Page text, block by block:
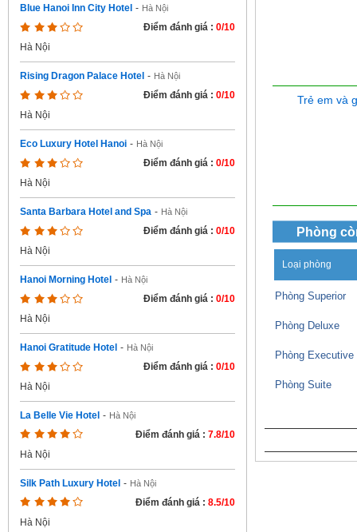
Blue Hanoi Inn City Hotel - Hà Nội
Điểm đánh giá : 0/10
Hà Nội
Rising Dragon Palace Hotel - Hà Nội
Điểm đánh giá : 0/10
Hà Nội
Eco Luxury Hotel Hanoi - Hà Nội
Điểm đánh giá : 0/10
Hà Nội
Santa Barbara Hotel and Spa - Hà Nội
Điểm đánh giá : 0/10
Hà Nội
Hanoi Morning Hotel - Hà Nội
Điểm đánh giá : 0/10
Hà Nội
Hanoi Gratitude Hotel - Hà Nội
Điểm đánh giá : 0/10
Hà Nội
La Belle Vie Hotel - Hà Nội
Điểm đánh giá : 7.8/10
Hà Nội
Silk Path Luxury Hotel - Hà Nội
Điểm đánh giá : 8.5/10
Hà Nội
Trẻ em và
Phòng
Loại phòng
Phòng Superior
Phòng Deluxe
Phòng Executive
Phòng Suite